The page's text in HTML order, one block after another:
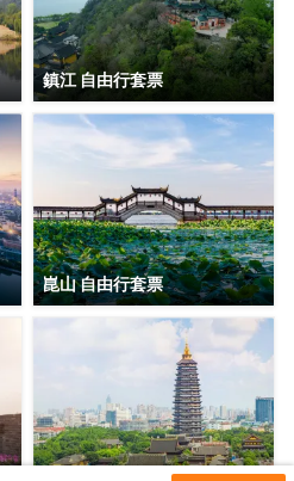
鎮江 自由行套票
崑山 自由行套票